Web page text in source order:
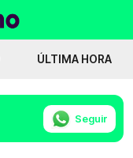
ÚLTIMA HORA
Seguir